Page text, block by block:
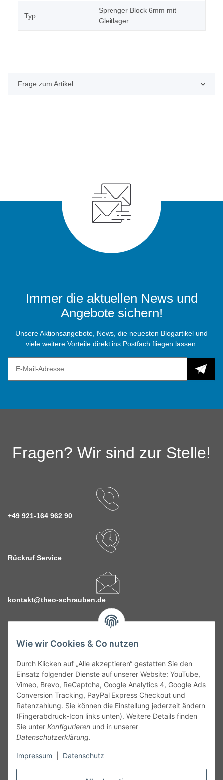
Wie wir Cookies & Co nutzen
Durch Klicken auf „Alle akzeptieren“ gestatten Sie den
Einsatz folgender Dienste auf unserer Website: YouTube,
Vimeo, Brevo, ReCaptcha, Google Analytics 4, Google Ads
Conversion Tracking, PayPal Express Checkout und
Ratenzahlung. Sie können die Einstellung jederzeit ändern
(Fingerabdruck-Icon links unten). Weitere Details finden
Sie unter Konfigurieren und in unserer
Datenschutzerklärung.
Impressum Datenschutz
Typ:
Sprenger Block 6mm mit
Gleitlager
Frage zum Artikel
Immer die aktuellen News und
Angebote sichern!
Unsere Aktionsangebote, News, die neuesten Blogartikel und
viele weitere Vorteile direkt ins Postfach fliegen lassen.
Fragen? Wir sind zur Stelle!
+49 921-164 962 90
Rückruf Service
kontakt@theo-schrauben.de
Service
Gesetzliche Informationen
Alle technischen Angaben ohne Gewähr. Irrtümer und fehlerhafte
Angaben vorbehalten. Wenn Sie Datenblätter oder spezielle
unseren Kundenservice. Abbildungen der Artikel können